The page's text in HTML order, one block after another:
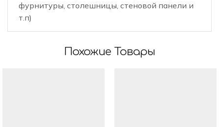
фурнитуры, столешницы, стеновой панели и
т.п)
Похожие Товары